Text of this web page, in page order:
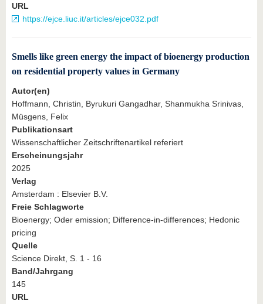
URL
https://ejce.liuc.it/articles/ejce032.pdf
Smells like green energy the impact of bioenergy production
on residential property values in Germany
Autor(en)
Hoffmann, Christin, Byrukuri Gangadhar, Shanmukha Srinivas,
Müsgens, Felix
Publikationsart
Wissenschaftlicher Zeitschriftenartikel referiert
Erscheinungsjahr
2025
Verlag
Amsterdam : Elsevier B.V.
Freie Schlagworte
Bioenergy; Oder emission; Difference-in-differences; Hedonic
pricing
Quelle
Science Direkt, S. 1 - 16
Band/Jahrgang
145
URL